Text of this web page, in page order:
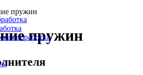
обработка
пружин
пружин